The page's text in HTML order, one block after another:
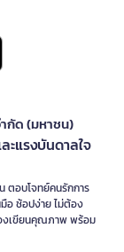
กัด (มหาชน)
ะแรงบันดาลใจ
ตอบโจทย์คนรักการ
อ ช้อปง่าย ไม่ต้อง
องเขียนคุณภาพ พร้อม